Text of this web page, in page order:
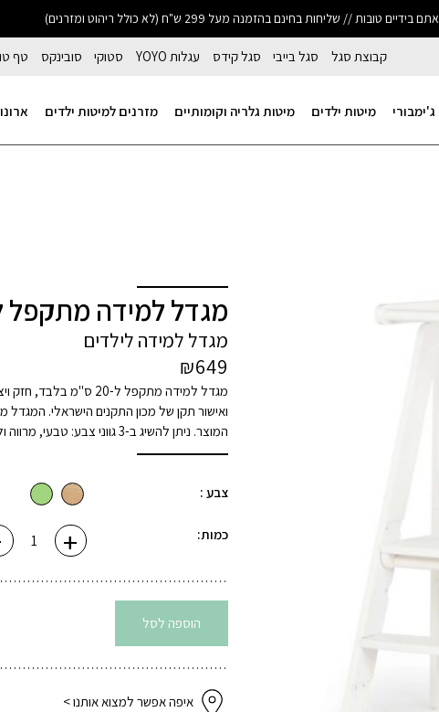
אתם בידיים טובות // שליחות בחינם בהזמנה מעל 299 ש"ח (לא כולל ריהוט ומזרנים)
קבוצת סגל סגל בייבי סגל קידס עגלות YOYO סטוקי סובינקס טף
ג'ימבורי מיטות ילדים מיטות גלריה וקומותיים מזרנים למיטות ילדים
מגדל למידה מתקפל
מגדל למידה לילדים
₪649
מגדל למידה
מתקפל ל-20 ס"מ
ואישור תקן של מכון התקנים הישראלי.
המוצר. ניתן להשיג ב-3 גווני צבע: טבעי, מרווה ולבן.
צבע :
כמות:
של
מתקפל
+
הוספה לסל
איפה אפשר למצוא אותנו >